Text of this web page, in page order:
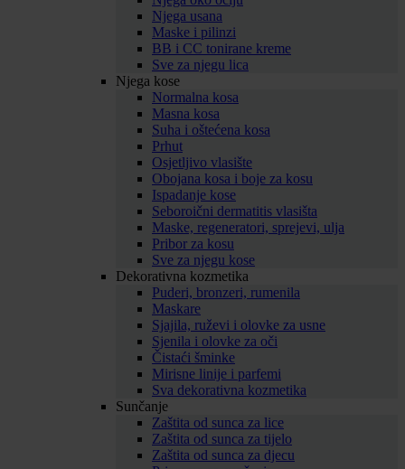
Njega usana
Maske i pilinzi
BB i CC tonirane kreme
Sve za njegu lica
Njega kose
Normalna kosa
Masna kosa
Suha i oštećena kosa
Prhut
Osjetljivo vlasište
Obojana kosa i boje za kosu
Ispadanje kose
Seboroični dermatitis vlasišta
Maske, regeneratori, sprejevi, ulja
Pribor za kosu
Sve za njegu kose
Dekorativna kozmetika
Puderi, bronzeri, rumenila
Maskare
Sjajila, ruževi i olovke za usne
Sjenila i olovke za oči
Čistaći šminke
Mirisne linije i parfemi
Sva dekorativna kozmetika
Sunčanje
Zaštita od sunca za lice
Zaštita od sunca za tijelo
Zaštita od sunca za djecu